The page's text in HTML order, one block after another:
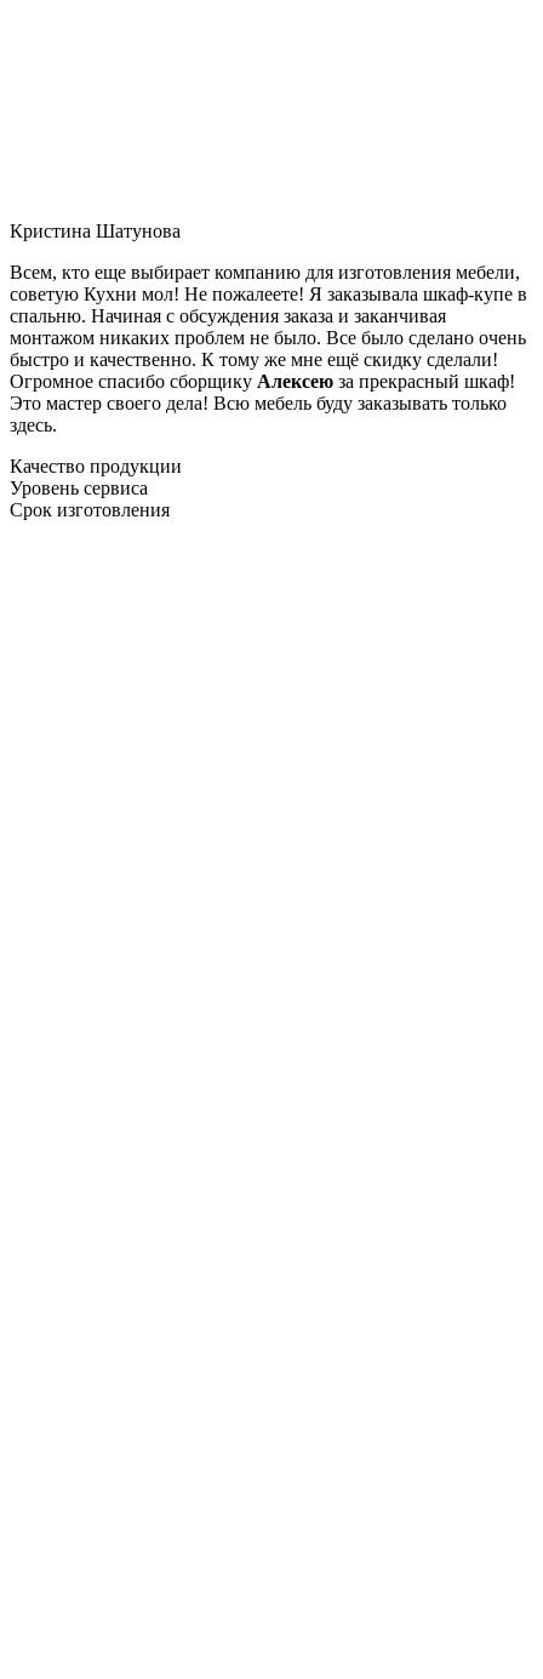
Кристина Шатунова
Всем, кто еще выбирает компанию для изготовления мебели,
советую Кухни мол! Не пожалеете! Я заказывала шкаф-купе в
спальню. Начиная с обсуждения заказа и заканчивая
монтажом никаких проблем не было. Все было сделано очень
быстро и качественно. К тому же мне ещё скидку сделали!
Огромное спасибо сборщику Алексею за прекрасный шкаф!
Это мастер своего дела! Всю мебель буду заказывать только
здесь.
Качество продукции
Уровень сервиса
Срок изготовления